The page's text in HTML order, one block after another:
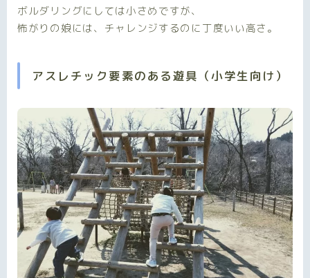
ボルダリングにしては小さめですが、
怖がりの娘には、チャレンジするのに丁度いい高さ。
アスレチック要素のある遊具（小学生向け）